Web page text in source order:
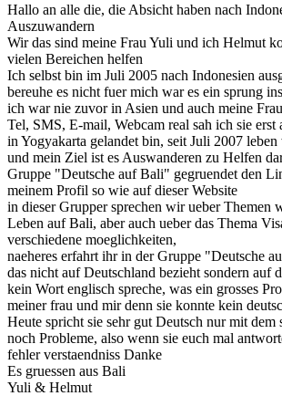
Hallo an alle die, die Absicht haben nach
Auszuwandern
Wir das sind meine Frau Yuli und ich Helmut
vielen Bereichen helfen
Ich selbst bin im Juli 2005 nach Indonesien
bereuhe es nicht fuer mich war es ein sprung
ich war nie zuvor in Asien und auch meine
Tel, SMS, E-mail, Webcam real sah ich sie erst
in Yogyakarta gelandet bin, seit Juli 2007
und mein Ziel ist es Auswanderen zu Helfen
Gruppe "Deutsche auf Bali" gegruendet den
meinem Profil so wie auf dieser Website
in dieser Grupper sprechen wir ueber Themen
Leben auf Bali, aber auch ueber das Thema
verschiedene moeglichkeiten,
naeheres erfahrt ihr in der Gruppe "Deutsche
das nicht auf Deutschland bezieht sondern auf
kein Wort englisch spreche, was ein grosses
meiner frau und mir denn sie konnte kein
Heute spricht sie sehr gut Deutsch nur mit dem
noch Probleme, also wenn sie euch mal
fehler verstaendniss Danke
Es gruessen aus Bali
Yuli & Helmut